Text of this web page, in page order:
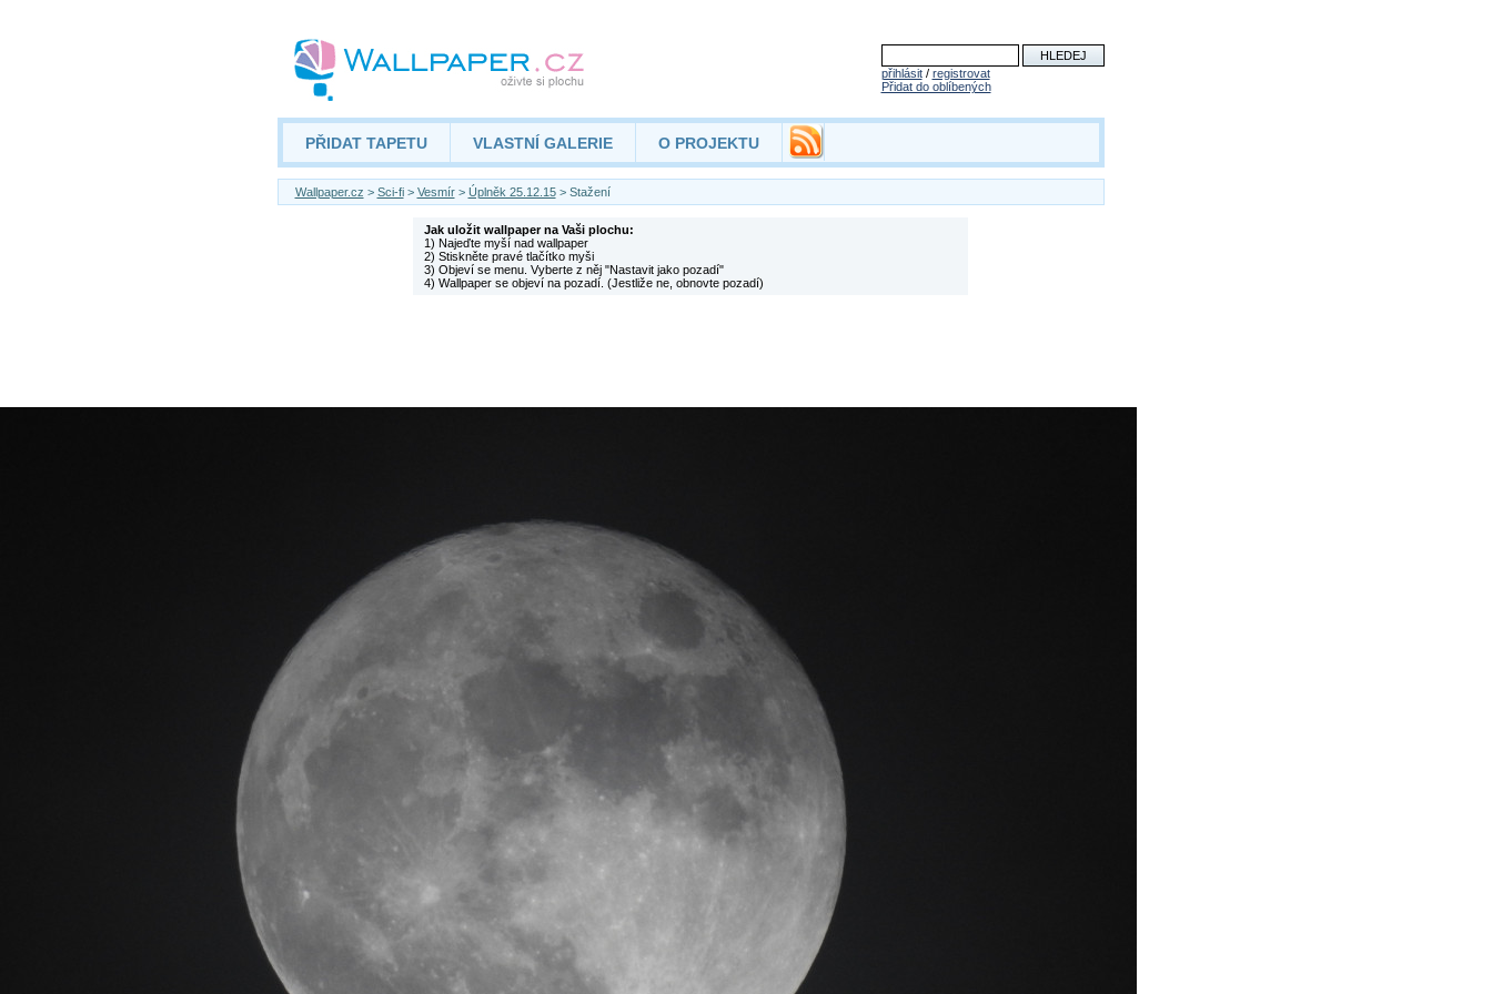
přihlásit/ registrovat
Přidat do oblíbených
PŘIDAT TAPETU VLASTNÍ GALERIE O PROJEKTU
Wallpaper.cz > Sci-fi> Vesmír> Úplněk 25.12.15> Stažení
Jak uložit wallpaper na Vaši plochu:
1) Najeďte myší nad wallpaper
2) Stiskněte pravé tlačítko myši
3) Objeví se menu. Vyberte z něj "Nastavit jako pozadí"
4) Wallpaper se objeví na pozadí. (Jestliže ne, obnovte pozadí)